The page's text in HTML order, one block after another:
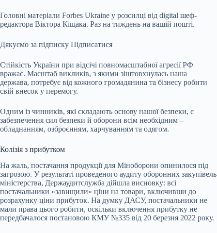
Головні матеріали Forbes Ukraine у розсилці від digital шеф-
редактора Віктора Кіщака. Раз на тиждень на вашій пошті.
Дякуємо за підписку Підписатися
Стійкість України при відсічі повномасштабної агресії РФ
вражає. Масштаб викликів, з якими зіштовхнулась наша
держава, потребує від кожного громадянина та бізнесу робити
свій внесок у перемогу.
Одним із чинників, які складають основу нашої безпеки, є
забезпечення сил безпеки й оборони всім необхідним –
обладнанням, озброєнням, харчуванням та одягом.
Колізія з прибутком
На жаль, постачання продукції для Міноборони опинилося під
загрозою. У результаті проведеного аудиту оборонних закупівель
міністерства, Держаудитслужба дійшла висновку: всі
постачальники «завищили» ціни на товари, включивши до
розрахунку ціни прибуток. На думку ДАСУ, постачальники не
мали права цього робити, оскільки включення прибутку не
передбачалося постановою КМУ №335 від 20 березня 2022 року.